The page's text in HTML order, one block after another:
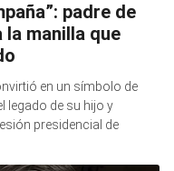
padre de
la manilla que
en un símbolo de
legado de su hijo y
presidencial de